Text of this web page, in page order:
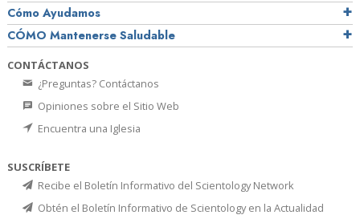
Cómo Ayudamos
CÓMO Mantenerse Saludable
CONTÁCTANOS
¿Preguntas? Contáctanos
Opiniones sobre el Sitio Web
Encuentra una Iglesia
SUSCRÍBETE
Recibe el Boletín Informativo del Scientology Network
Obtén el Boletín Informativo de Scientology en la Actualidad